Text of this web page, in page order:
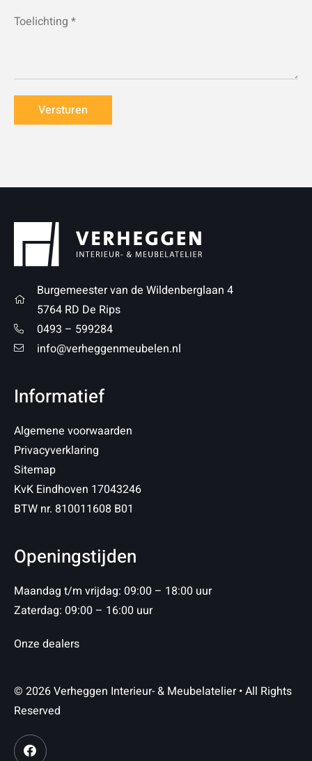
Toelichting
Burgemeester van de Wildenberglaan 4
5764 RD De Rips
0493 – 599284
info@verheggenmeubelen.nl
Informatief
Algemene voorwaarden
Privacyverklaring
Sitemap
KvK Eindhoven 17043246
BTW nr. 810011608 B01
Openingstijden
Maandag t/m vrijdag: 09:00 – 18:00 uur
Zaterdag: 09:00 – 16:00 uur
Onze dealers
© 2026 Verheggen Interieur- & Meubelatelier • All Rights
Reserved